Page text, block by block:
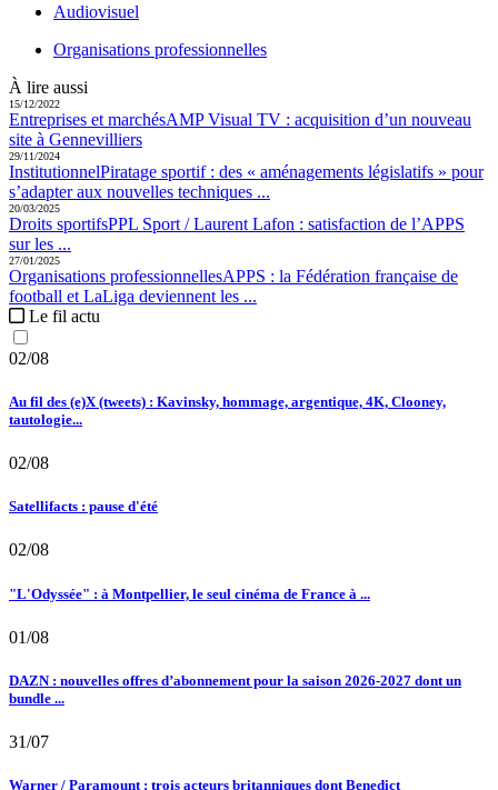
Audiovisuel
Organisations professionnelles
À lire aussi
15/12/2022
Entreprises et marchésAMP Visual TV : acquisition d’un nouveau
site à Gennevilliers
29/11/2024
InstitutionnelPiratage sportif : des « aménagements législatifs » pour
s’adapter aux nouvelles techniques ...
20/03/2025
Droits sportifsPPL Sport / Laurent Lafon : satisfaction de l’APPS
sur les ...
27/01/2025
Organisations professionnellesAPPS : la Fédération française de
football et LaLiga deviennent les ...
Le fil actu
02/08
Au fil des (e)X (tweets) : Kavinsky, hommage, argentique, 4K, Clooney,
tautologie...
02/08
Satellifacts : pause d'été
02/08
"L'Odyssée" : à Montpellier, le seul cinéma de France à ...
01/08
DAZN : nouvelles offres d’abonnement pour la saison 2026-2027 dont un
bundle ...
31/07
Warner / Paramount : trois acteurs britanniques dont Benedict